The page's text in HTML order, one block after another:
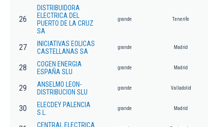
26
DISTRIBUIDORA
ELECTRICA DEL
PUERTO DE LA CRUZ
SA
grande Tenerife
27
INICIATIVAS EOLICAS
CASTELLANAS SA
grande Madrid
28
COGEN ENERGIA
ESPAÑA SLU
grande Madrid
29
ANSELMO LEON-
DISTRIBUCION SLU
grande Valladolid
30
ELECDEY PALENCIA
S.L.
grande Madrid
CENTRAL ELECTRICA